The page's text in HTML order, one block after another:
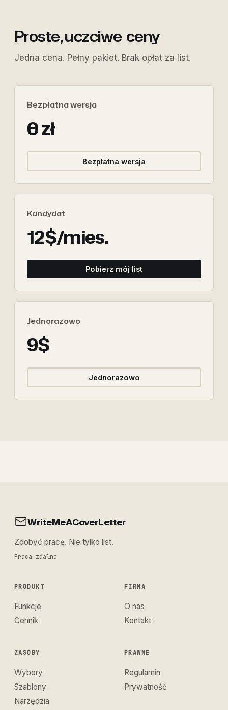
Proste, uczciwe ceny
Jedna cena. Pełny pakiet. Brak opłat za list.
Bezpłatna wersja
0 zł
Bezpłatna wersja
Kandydat
12$/mies.
Pobierz mój list
Jednorazowo
9$
Jednorazowo
WriteMeACoverLetter
Zdobyć pracę. Nie tylko list.
Praca zdalna
PRODUKT
Funkcje
Cennik
FIRMA
O nas
Kontakt
ZASOBY
Wybory
Szablony
Narzędzia
PRAWNE
Regulamin
Prywatność